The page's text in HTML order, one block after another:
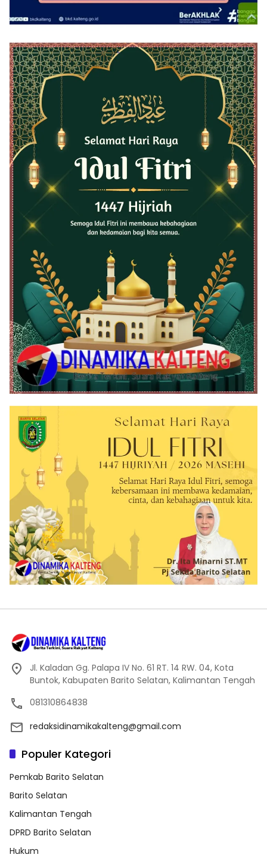
Jl. Kaladan Gg. Palapa IV No. 61 RT. 14 RW. 04, Kota
Buntok, Kabupaten Barito Selatan, Kalimantan Tengah
081310864838
redaksidinamikakalteng@gmail.com
Populer Kategori
Pemkab Barito Selatan
Barito Selatan
Kalimantan Tengah
DPRD Barito Selatan
Hukum